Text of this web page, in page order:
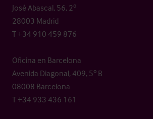
José Abascal, 56, 2º
28003 Madrid
T +34 910 459 876
Oficina en Barcelona
Avenida Diagonal, 409, 5º B
08008 Barcelona
T +34 933 436 161